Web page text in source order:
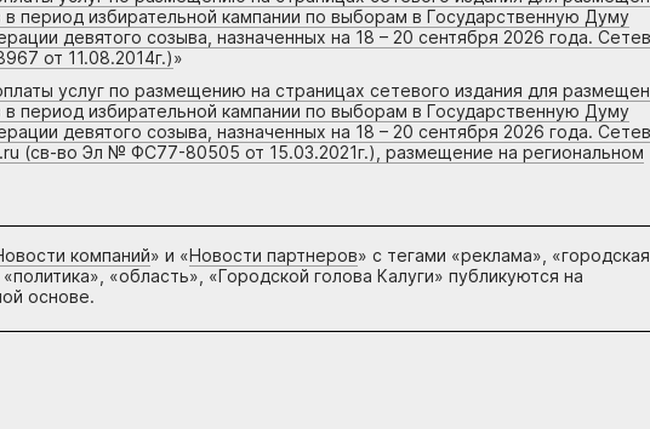
период избирательной кампании по выборам в Государственную Думу
девятого созыва, назначенных на 18 – 20 сентября 2026 года.
от 11.08.2014г.)»
услуг по размещению на страницах сетевого издания для
период избирательной кампании по выборам в Государственную Думу
девятого созыва, назначенных на 18 – 20 сентября 2026 года.
(св-во Эл № ФС77-80505 от 15.03.2021г.), размещение на региональном
компаний» и «Новости партнеров» с тегами «реклама», «городская
«область», «Городской голова Калуги» публикуются на
основе.